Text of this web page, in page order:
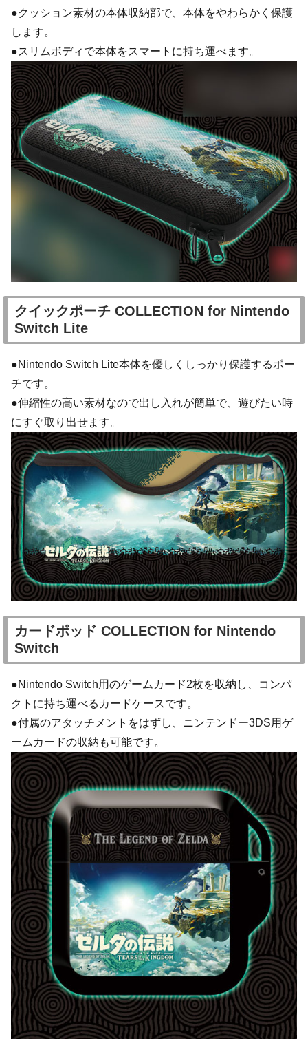
●クッション素材の本体収納部で、本体をやわらかく保護
します。
●スリムボディで本体をスマートに持ち運べます。
クイックポーチ COLLECTION for Nintendo
Switch Lite
●Nintendo Switch Lite本体を優しくしっかり保護するポー
チです。
●伸縮性の高い素材なので出し入れが簡単で、遊びたい時
にすぐ取り出せます。
カードポッド COLLECTION for Nintendo
Switch
●Nintendo Switch用のゲームカード2枚を収納し、コンパ
クトに持ち運べるカードケースです。
●付属のアタッチメントをはずし、ニンテンドー3DS用ゲ
ームカードの収納も可能です。